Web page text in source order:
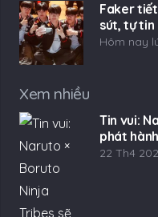
Faker
sút, tự tin
Hôm nay
Xem nhiều
Tin vui:
phát
22 Th4